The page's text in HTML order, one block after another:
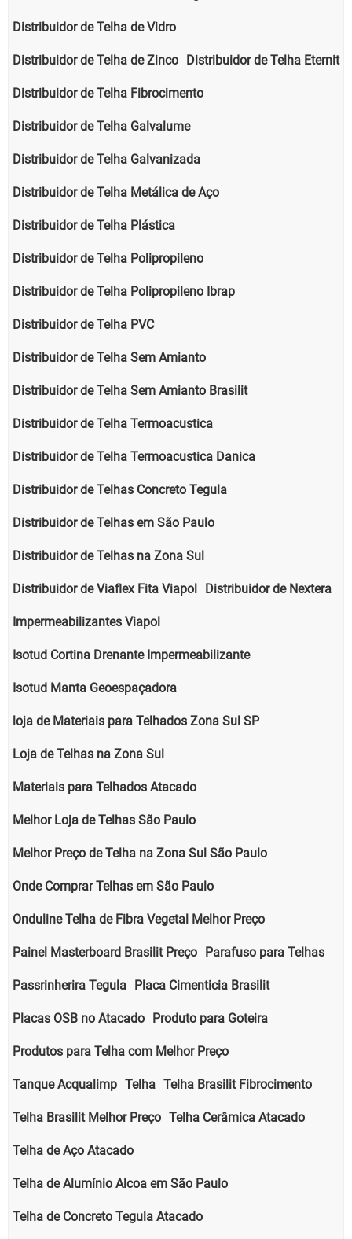
Distribuidor de Telha de Vidro
Distribuidor de Telha de Zinco Distribuidor de Telha Eternit
Distribuidor de Telha Fibrocimento
Distribuidor de Telha Galvalume
Distribuidor de Telha Galvanizada
Distribuidor de Telha Metálica de Aço
Distribuidor de Telha Plástica
Distribuidor de Telha Polipropileno
Distribuidor de Telha Polipropileno Ibrap
Distribuidor de Telha PVC
Distribuidor de Telha Sem Amianto
Distribuidor de Telha Sem Amianto Brasilit
Distribuidor de Telha Termoacustica
Distribuidor de Telha Termoacustica Danica
Distribuidor de Telhas Concreto Tegula
Distribuidor de Telhas em São Paulo
Distribuidor de Telhas na Zona Sul
Distribuidor de Viaflex Fita Viapol Distribuidor de Nextera
Impermeabilizantes Viapol
Isotud Cortina Drenante Impermeabilizante
Isotud Manta Geoespaçadora
loja de Materiais para Telhados Zona Sul SP
Loja de Telhas na Zona Sul
Materiais para Telhados Atacado
Melhor Loja de Telhas São Paulo
Melhor Preço de Telha na Zona Sul São Paulo
Onde Comprar Telhas em São Paulo
Onduline Telha de Fibra Vegetal Melhor Preço
Painel Masterboard Brasilit Preço Parafuso para Telhas
Passrinherira Tegula Placa Cimenticia Brasilit
Placas OSB no Atacado Produto para Goteira
Produtos para Telha com Melhor Preço
Tanque Acqualimp Telha Telha Brasilit Fibrocimento
Telha Brasilit Melhor Preço Telha Cerâmica Atacado
Telha de Aço Atacado
Telha de Alumínio Alcoa em São Paulo
Telha de Concreto Tegula Atacado